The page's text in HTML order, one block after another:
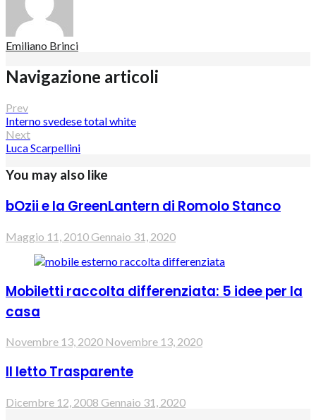
Emiliano Brinci
Navigazione articoli
Prev
Interno svedese total white
Next
Luca Scarpellini
You may also like
bOzii e la GreenLantern di Romolo Stanco
Maggio 11, 2010Gennaio 31, 2020
Mobiletti raccolta differenziata: 5 idee per la
casa
Novembre 13, 2020 Novembre 13, 2020
Il letto Trasparente
Dicembre 12, 2008 Gennaio 31, 2020